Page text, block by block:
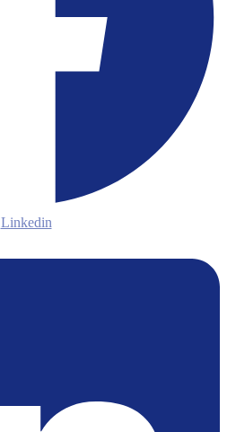
Linkedin